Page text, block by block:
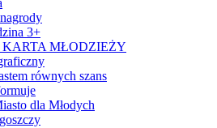
3+
MŁODZIEŻY
równych szans
dla Młodych